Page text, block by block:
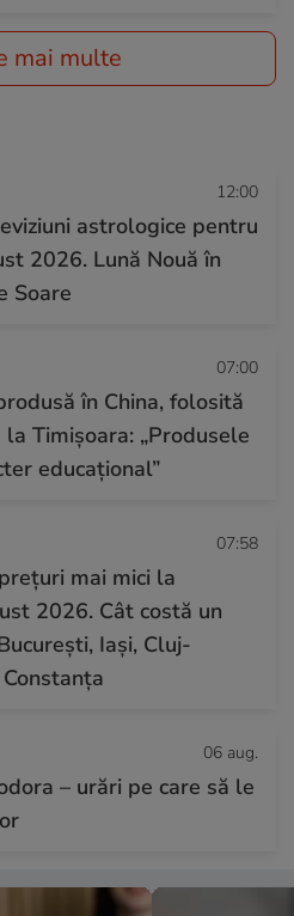
mai multe
12:00
astrologice pentru
2026. Lună Nouă în
Soare
07:00
în China, folosită
Timișoara: „Produsele
educațional”
07:58
mai mici la
2026. Cât costă un
Iași, Cluj-
06 aug.
– urări pe care să le